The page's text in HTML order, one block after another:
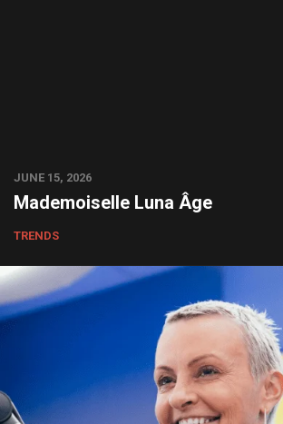
JUNE 15, 2026
Mademoiselle Luna Âge
TRENDS